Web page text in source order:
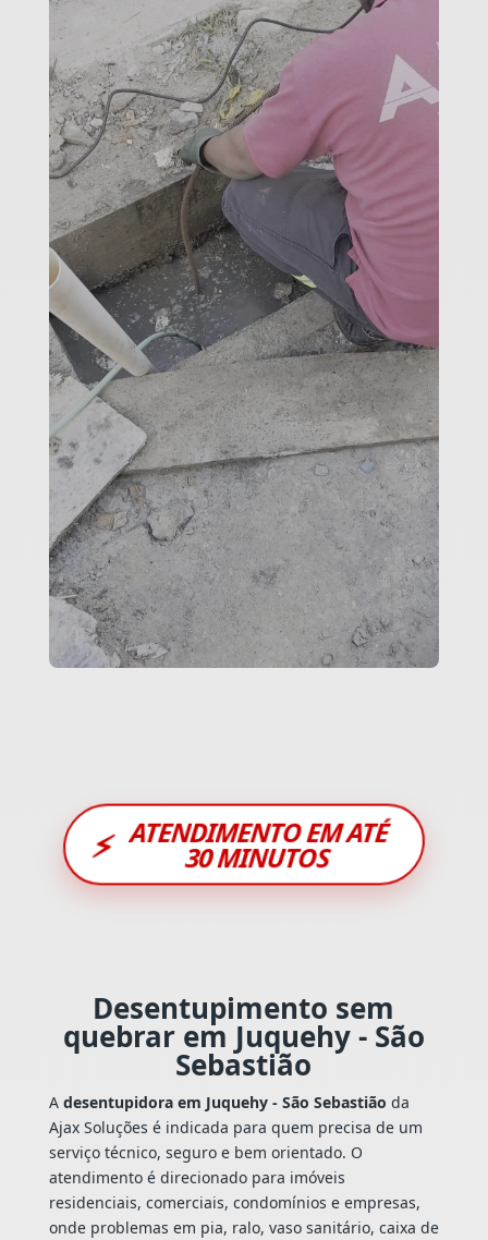
⚡ ATENDIMENTO EM ATÉ
30 MINUTOS
Desentupimento sem
quebrar em Juquehy - São
Sebastião
A desentupidora em Juquehy - São Sebastião da
Ajax Soluções é indicada para quem precisa de um
serviço técnico, seguro e bem orientado. O
atendimento é direcionado para imóveis
residenciais, comerciais, condomínios e empresas,
onde problemas em pia, ralo, vaso sanitário, caixa de